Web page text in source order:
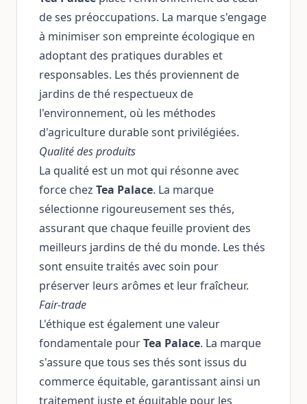
de ses préoccupations. La marque s'engage
à minimiser son empreinte écologique en
adoptant des pratiques durables et
responsables. Les thés proviennent de
jardins de thé respectueux de
l'environnement, où les méthodes
d'agriculture durable sont privilégiées.
Qualité des produits
La qualité est un mot qui résonne avec
force chez Tea Palace. La marque
sélectionne rigoureusement ses thés,
assurant que chaque feuille provient des
meilleurs jardins de thé du monde. Les thés
sont ensuite traités avec soin pour
préserver leurs arômes et leur fraîcheur.
Fair-trade
L'éthique est également une valeur
fondamentale pourTea Palace. La marque
s'assure que tous ses thés sont issus du
commerce équitable, garantissant ainsi un
traitement juste et équitable pour les